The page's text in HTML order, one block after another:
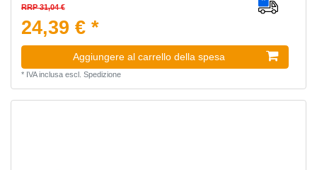
RRP 31,04 €
24,39 € *
Aggiungere al carrello della spesa
* IVA inclusaescl. Spedizione